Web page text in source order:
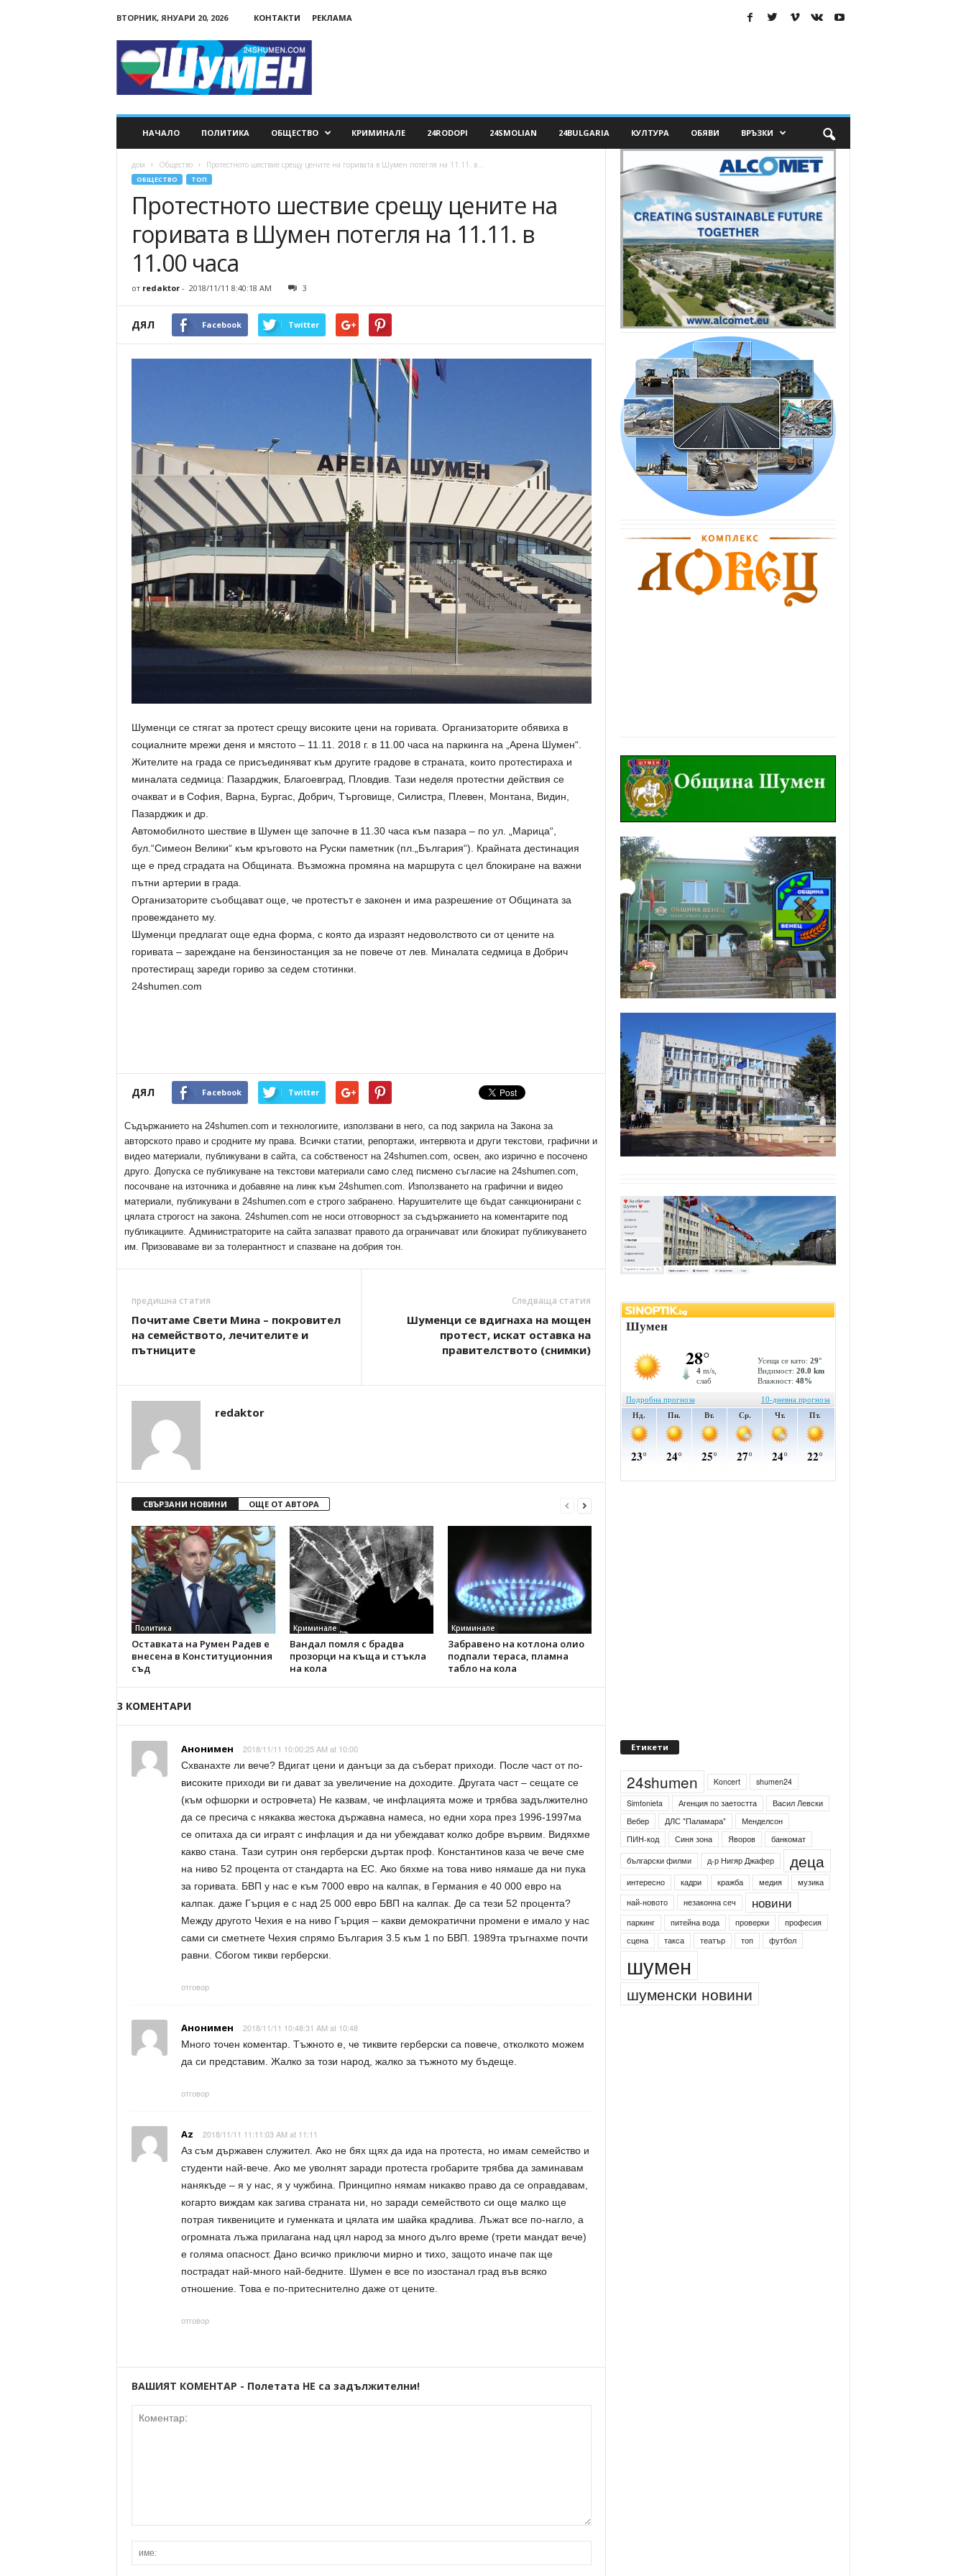
ВТОРНИК, ЯНУАРИ 20, 2026 КОНТАКТИ РЕКЛАМА
НАЧАЛО ПОЛИТИКА ОБЩЕСТВО КРИМИНАЛЕ 24RODOPI 24SMOLIAN 24BULGARIA КУЛТУРА ОБЯВИ ВРЪЗКИ
дом Общество Протестното шествие срещу цените на горивата в Шумен потегля на 11.11. в...
ОБЩЕСТВО ТОП
Протестното шествие срещу цените на
горивата в Шумен потегля на 11.11. в
11.00 часа
от redaktor- 2018/11/11 8:40:18 AM 3
ДЯЛ Facebook Twitter
Шуменци се стягат за протест срещу високите цени на горивата. Организаторите обявиха в
социалните мрежи деня и мястото – 11.11. 2018 г. в 11.00 часа на паркинга на „Арена Шумен“.
Жителите на града се присъединяват към другите градове в страната, които протестираха и
миналата седмица: Пазарджик, Благоевград, Пловдив. Тази неделя протестни действия се
очакват и в София, Варна, Бургас, Добрич, Търговище, Силистра, Плевен, Монтана, Видин,
Пазарджик и др.
Автомобилното шествие в Шумен ще започне в 11.30 часа към пазара – по ул. „Марица“,
бул.“Симеон Велики“ към кръговото на Руски паметник (пл.„България“). Крайната дестинация
ще е пред сградата на Общината. Възможна промяна на маршрута с цел блокиране на важни
пътни артерии в града.
Организаторите съобщават още, че протестът е законен и има разрешение от Общината за
провеждането му.
Шуменци предлагат още една форма, с която да изразят недоволството си от цените на
горивата – зареждане на бензиностанция за не повече от лев. Миналата седмица в Добрич
протестиращ зареди гориво за седем стотинки.
24shumen.com
ДЯЛ Facebook Twitter
Съдържанието на 24shumen.com и технологиите, използвани в него, са под закрила на Закона за
авторското право и сродните му права. Всички статии, репортажи, интервюта и други текстови, графични и
видео материали, публикувани в сайта, са собственост на 24shumen.com, освен, ако изрично е посочено
друго. Допуска се публикуване на текстови материали само след писмено съгласие на 24shumen.com,
посочване на източника и добавяне на линк към 24shumen.com. Използването на графични и видео
материали, публикувани в 24shumen.com е строго забранено. Нарушителите ще бъдат санкционирани с
цялата строгост на закона. 24shumen.com не носи отговорност за съдържанието на коментарите под
публикациите. Администраторите на сайта запазват правото да ограничават или блокират публикуването
им. Призоваваме ви за толерантност и спазване на добрия тон.
предишна статия
Почитаме Свети Мина – покровител
на семейството, лечителите и
пътниците
Следваща статия
Шуменци се вдигнаха на мощен
протест, искат оставка на
правителството (снимки)
redaktor
СВЪРЗАНИ НОВИНИ ОЩЕ ОТ АВТОРА
Политика
Оставката на Румен Радев е
внесена в Конституционния
съд
Криминале
Вандал помля с брадва
прозорци на къща и стъкла
на кола
Криминале
Забравено на котлона олио
подпали тераса, пламна
табло на кола
3 КОМЕНТАРИ
Анонимен
2018/11/11 10:00:25 AM at 10:00
Схванахте ли вече? Вдигат цени и данъци за да съберат приходи. После част от по-
високите приходи ви ги дават за увеличение на доходите. Другата част – сещате се
(към офшорки и островчета) Не казвам, че инфлацията може и трябва задължително
да се пресича с някаква жестока държавна намеса, но едни хора през 1996-1997ма
се опитаха да си играят с инфлация и да ни убеждават колко добре вървим. Видяхме
какво стана. Тази сутрин оня герберски дъртак проф. Константинов каза че вече сме
на ниво 52 процента от стандарта на ЕС. Ако бяхме на това ниво нямаше да ни пука
за горивата. БВП у нас е към 7000 евро на калпак, в Германия е 40 000 евро на
калпак. даже Гърция е с над 25 000 евро БВП на калпак. Де са тези 52 процента?
Между другото Чехия е на ниво Гърция – какви демократични промени е имало у нас
сами си сметнете Чехия спрямо България 3.5 към 1 по БВП. 1989та тръгнахме почти
равни. Сбогом тикви герберски.
отговор
Анонимен
2018/11/11 10:48:31 AM at 10:48
Много точен коментар. Тъжното е, че тиквите герберски са повече, отколкото можем
да си представим. Жалко за този народ, жалко за тъжното му бъдеще.
отговор
Az
2018/11/11 11:11:03 AM at 11:11
Аз съм държавен служител. Ако не бях щях да ида на протеста, но имам семейство и
студенти най-вече. Ако ме уволнят заради протеста гробарите трябва да заминавам
нанякъде – я у нас, я у чужбина. Принципно нямам никакво право да се оправдавам,
когарто виждам как загива страната ни, но заради семейството си още малко ще
потрая тиквениците и гуменката и цялата им шайка крадлива. Лъжат все по-нагло, а
огромната лъжа прилагана над цял народ за много дълго време (трети мандат вече)
е голяма опасност. Дано всичко приключи мирно и тихо, защото иначе пак ще
пострадат най-много най-бедните. Шумен е все по изостанал град във всяко
отношение. Това е по-притеснително даже от цените.
отговор
ВАШИЯТ КОМЕНТАР - Полетата НЕ са задължителни!
Етикети
24shumen Koncert
shumen24
Simfonieta
Агенция по заетостта
Васил Левски
Вебер
ДЛС "Паламара"
Менделсон
ПИН-код
Синя зона Яворов
банкомат
български филми
д-р Нигяр Джафер деца
интересно кадри кражба медия
най-новото
незаконна сеч новини
паркинг питейна вода проверки
професия
сцена
такса
шумен